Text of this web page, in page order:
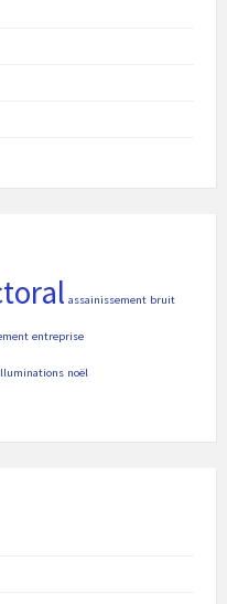
assainissement bruit
entreprise
noël